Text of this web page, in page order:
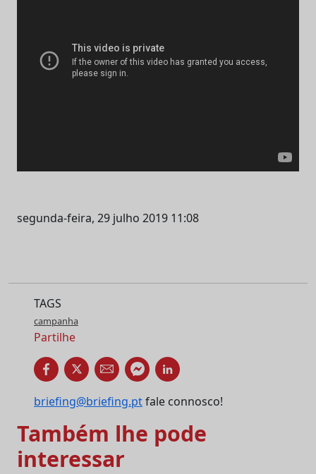
segunda-feira, 29 julho 2019 11:08
TAGS
campanha
Partilhe
briefing@briefing.ptfale connosco!
Também lhe pode
interessar